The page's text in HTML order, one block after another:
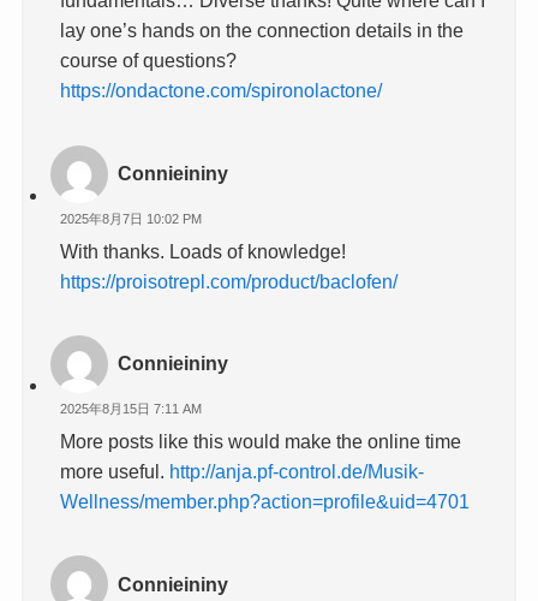
lay one’s hands on the connection details in the
course of questions?
https://ondactone.com/spironolactone/
Connieininy
2025年8月7日 10:02 PM
With thanks. Loads of knowledge!
https://proisotrepl.com/product/baclofen/
Connieininy
2025年8月15日 7:11 AM
More posts like this would make the online time
more useful. http://anja.pf-control.de/Musik-
Wellness/member.php?action=profile&uid=4701
Connieininy